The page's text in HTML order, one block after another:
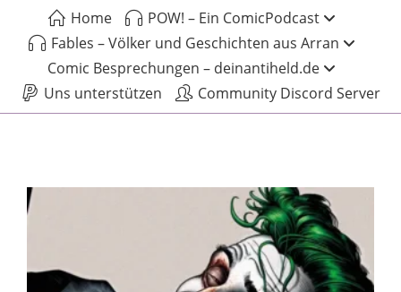
Home
POW! – Ein ComicPodcast
Fables – Völker und Geschichten aus Arran
Comic Besprechungen – deinantiheld.de
Uns unterstützen
Community Discord Server